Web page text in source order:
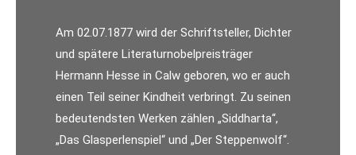
Am 02.07.1877 wird der Schriftsteller, Dichter
und spätere Literaturnobelpreisträger
Hermann Hesse in Calw geboren, wo er auch
einen Teil seiner Kindheit verbringt. Zu seinen
bedeutendsten Werken zählen „Siddharta“,
„Das Glasperlenspiel“ und „Der Steppenwolf“.